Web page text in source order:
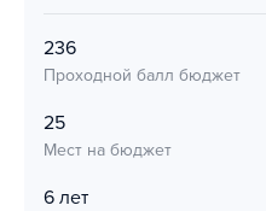
236
Проходной балл бюджет
25
Мест на бюджет
6 лет